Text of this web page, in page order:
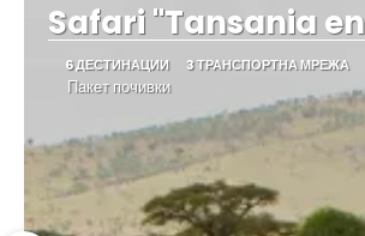
Safari "Tansania
6 ДЕСТИНАЦИИ 3 ТРАНСПОРТНА МРЕЖА
Пакет почивки